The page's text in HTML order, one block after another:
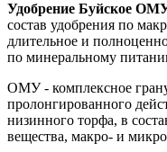
Удобрение Буйское
состав удобрения по
длительное и
по минеральному
ОМУ - комплексное
пролонгированного
низинного торфа, в
вещества, макро- и